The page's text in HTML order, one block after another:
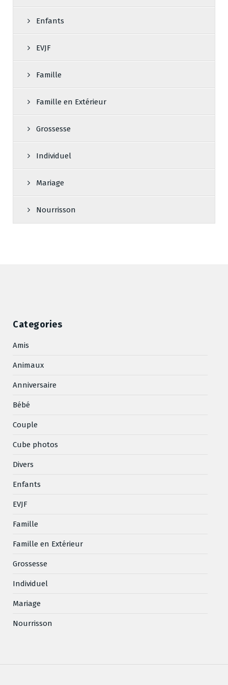
Enfants
EVJF
Famille
Famille en Extérieur
Grossesse
Individuel
Mariage
Nourrisson
Categories
Amis
Animaux
Anniversaire
Bébé
Couple
Cube photos
Divers
Enfants
EVJF
Famille
Famille en Extérieur
Grossesse
Individuel
Mariage
Nourrisson